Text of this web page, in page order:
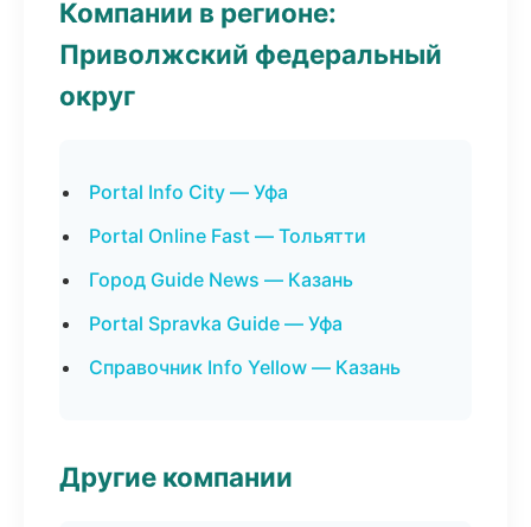
Компании в регионе:
Приволжский федеральный
округ
Portal Info City — Уфа
Portal Online Fast — Тольятти
Город Guide News — Казань
Portal Spravka Guide — Уфа
Справочник Info Yellow — Казань
Другие компании